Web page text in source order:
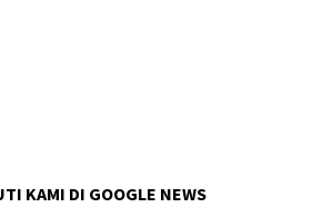
KAMI DI GOOGLE NEWS